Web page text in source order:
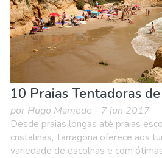
10 Praias Tentadoras
por Hugo Mamede - 7 jun 2017
Desde praias longas até praias
cristalinas, Tarragona oferece aos
variedade de escolhas e com